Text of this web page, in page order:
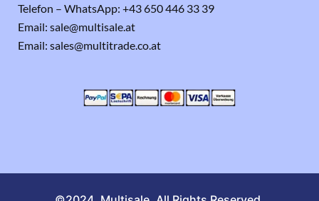
Telefon – WhatsApp: +43 650 446 33 39
Email: sale@multisale.at
Email: sales@multitrade.co.at